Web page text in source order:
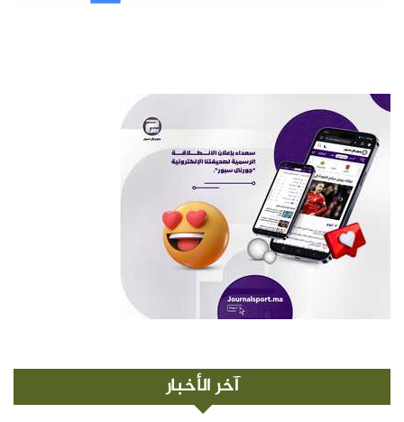
آخر الأخبار